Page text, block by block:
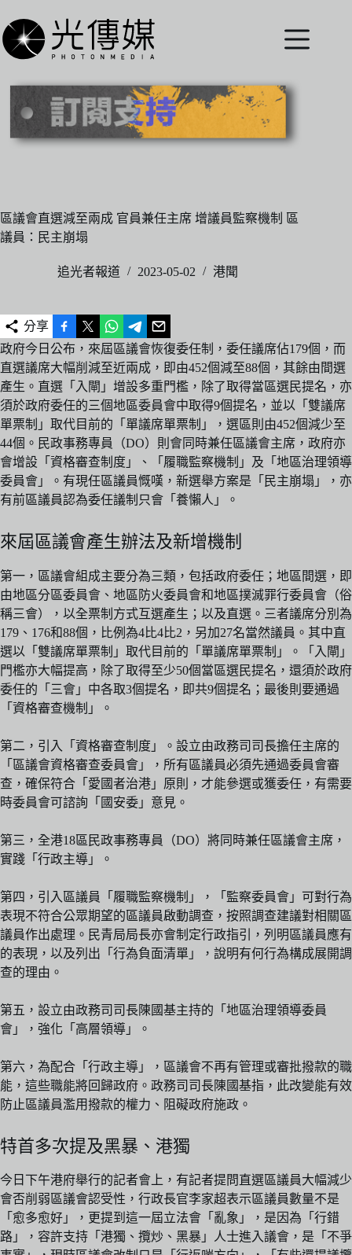
至
主
內
區議會直選減至兩成 官員兼任主席 增議員監察機制 區
議員：民主崩塌
追光者報道 2023-05-02 港聞
分享
政府今日公布，來屆區議會恢復委任制，委任議席佔179個，而
直選議席大幅削減至近兩成，即由452個減至88個，其餘由間選
產生。直選「入閘」增設多重門檻，除了取得當區選民提名，亦
須於政府委任的三個地區委員會中取得9個提名，並以「雙議席
單票制」取代目前的「單議席單票制」，選區則由452個減少至
44個。民政事務專員（DO）則會同時兼任區議會主席，政府亦
會增設「資格審查制度」、「履職監察機制」及「地區治理領導
委員會」。有現任區議員慨嘆，新選舉方案是「民主崩塌」，亦
有前區議員認為委任議制只會「養懶人」。
來屆區議會產生辦法及新增機制
第一，區議會組成主要分為三類，包括政府委任；地區間選，即
由地區分區委員會、地區防火委員會和地區撲滅罪行委員會（俗
稱三會），以全票制方式互選產生；以及直選。三者議席分別為
179、176和88個，比例為4比4比2，另加27名當然議員。其中直
選以「雙議席單票制」取代目前的「單議席單票制」。「入閘」
門檻亦大幅提高，除了取得至少50個當區選民提名，還須於政府
委任的「三會」中各取3個提名，即共9個提名；最後則要通過
「資格審查機制」。
第二，引入「資格審查制度」。設立由政務司司長擔任主席的
「區議會資格審查委員會」，所有區議員必須先通過委員會審
查，確保符合「愛國者治港」原則，才能參選或獲委任，有需要
時委員會可諮詢「國安委」意見。
第三，全港18區民政事務專員（DO）將同時兼任區議會主席，
實踐「行政主導」。
第四，引入區議員「履職監察機制」，「監察委員會」可對行為
表現不符合公眾期望的區議員啟動調查，按照調查建議對相關區
議員作出處理。民青局局長亦會制定行政指引，列明區議員應有
的表現，以及列出「行為負面清單」，說明有何行為構成展開調
查的理由。
第五，設立由政務司司長陳國基主持的「地區治理領導委員
會」，強化「高層領導」。
第六，為配合「行政主導」，區議會不再有管理或審批撥款的職
能，這些職能將回歸政府。政務司司長陳國基指，此改變能有效
防止區議員濫用撥款的權力、阻礙政府施政。
特首多次提及黑暴、港獨
今日下午港府舉行的記者會上，有記者提問直選區議員大幅減少
會否削弱區議會認受性，行政長官李家超表示區議員數量不是
「愈多愈好」，更提到這一屆立法會「亂象」，是因為「行錯
路」，容許支持「港獨、攬炒、黑暴」人士進入議會，是「不爭